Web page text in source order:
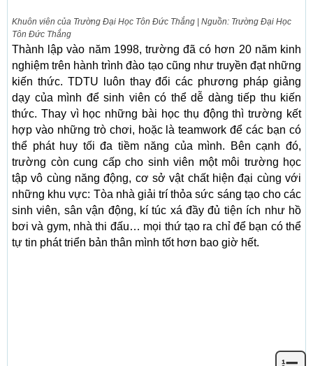
Khuôn viên của Trường Đại Học Tôn Đức Thắng | Nguồn: Trường Đại Học
Tôn Đức Thắng
Thành lập vào năm 1998, trường đã có hơn 20 năm kinh
nghiệm trên hành trình đào tạo cũng như truyền đạt những
kiến thức. TDTU luôn thay đổi các phương pháp giảng
dạy của mình để sinh viên có thể dễ dàng tiếp thu kiến
thức. Thay vì học những bài học thụ động thì trường kết
hợp vào những trò chơi, hoặc là teamwork để các bạn có
thể phát huy tối đa tiềm năng của mình. Bên cạnh đó,
trường còn cung cấp cho sinh viên một môi trường học
tập vô cùng năng động, cơ sở vật chất hiện đại cùng với
những khu vực: Tòa nhà giải trí thỏa sức sáng tạo cho các
sinh viên, sân vận động, kí túc xá đầy đủ tiện ích như hồ
bơi và gym, nhà thi đấu… mọi thứ tạo ra chỉ để bạn có thể
tự tin phát triển bản thân mình tốt hơn bao giờ hết.